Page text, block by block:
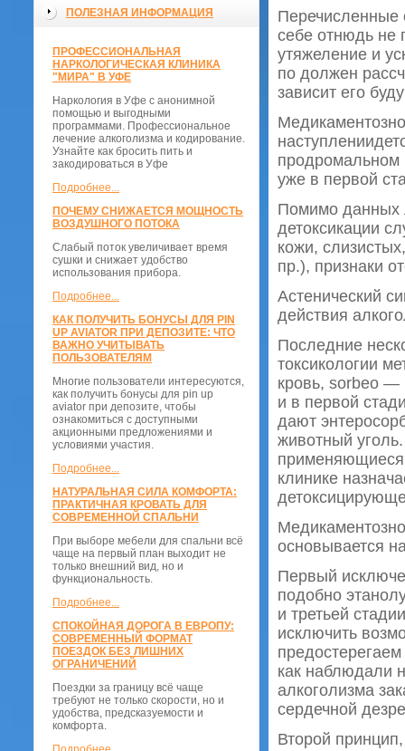
ПОЛЕЗНАЯ ИНФОРМАЦИЯ
ПРОФЕССИОНАЛЬНАЯ
НАРКОЛОГИЧЕСКАЯ КЛИНИКА
"МИРА" В УФЕ
Наркология в Уфе с анонимной
помощью и выгодными
программами. Профессиональное
лечение алкоголизма и кодирование.
Узнайте как бросить пить и
закодироваться в Уфе
Подробнее...
ПОЧЕМУ СНИЖАЕТСЯ МОЩНОСТЬ
ВОЗДУШНОГО ПОТОКА
Слабый поток увеличивает время
сушки и снижает удобство
использования прибора.
Подробнее...
КАК ПОЛУЧИТЬ БОНУСЫ ДЛЯ PIN
UP AVIATOR ПРИ ДЕПОЗИТЕ: ЧТО
ВАЖНО УЧИТЫВАТЬ
ПОЛЬЗОВАТЕЛЯМ
Многие пользователи интересуются,
как получить бонусы для pin up
aviator при депозите, чтобы
ознакомиться с доступными
акционными предложениями и
условиями участия.
Подробнее...
НАТУРАЛЬНАЯ СИЛА КОМФОРТА:
ПРАКТИЧНАЯ КРОВАТЬ ДЛЯ
СОВРЕМЕННОЙ СПАЛЬНИ
При выборе мебели для спальни всё
чаще на первый план выходит не
только внешний вид, но и
функциональность.
Подробнее...
СПОКОЙНАЯ ДОРОГА В ЕВРОПУ:
СОВРЕМЕННЫЙ ФОРМАТ
ПОЕЗДОК БЕЗ ЛИШНИХ
ОГРАНИЧЕНИЙ
Поездки за границу всё чаще
требуют не только скорости, но и
удобства, предсказуемости и
комфорта.
Перечисленные
себе отнюдь не
утяжеление и
по должен
зависит его
продромальном
уже в первой
Помимо данных
детоксикации
кожи,
пр.), признаки
Астенический
действия
Последние
токсикологии
кровь, sorbeo —
и в первой
дают
животный
применяющиеся
клинике
основывается
Первый
подобно
и третьей
исключить
как наблюдали
алкоголизма
сердечной
Второй